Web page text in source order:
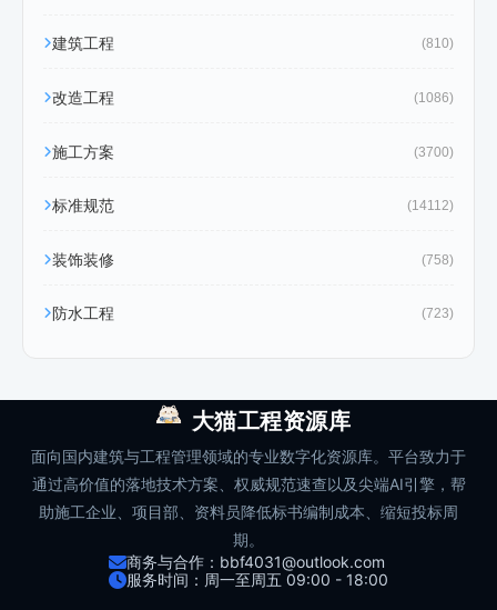
建筑工程 (810)
改造工程 (1086)
施工方案 (3700)
标准规范 (14112)
装饰装修 (758)
防水工程 (723)
大猫工程资源库
面向国内建筑与工程管理领域的专业数字化资源库。平台致力于
通过高价值的落地技术方案、权威规范速查以及尖端AI引擎，帮
助施工企业、项目部、资料员降低标书编制成本、缩短投标周
期。
商务与合作：bbf4031@outlook.com
服务时间：周一至周五 09:00 - 18:00